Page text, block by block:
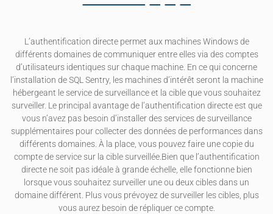
L’authentification directe permet aux machines Windows de
différents domaines de communiquer entre elles via des comptes
d’utilisateurs identiques sur chaque machine. En ce qui concerne
l’installation de SQL Sentry, les machines d’intérêt seront la machine
hébergeant le service de surveillance et la cible que vous souhaitez
surveiller. Le principal avantage de l’authentification directe est que
vous n’avez pas besoin d’installer des services de surveillance
supplémentaires pour collecter des données de performances dans
différents domaines. À la place, vous pouvez faire une copie du
compte de service sur la cible surveillée.Bien que l’authentification
directe ne soit pas idéale à grande échelle, elle fonctionne bien
lorsque vous souhaitez surveiller une ou deux cibles dans un
domaine différent. Plus vous prévoyez de surveiller les cibles, plus
vous aurez besoin de répliquer ce compte.